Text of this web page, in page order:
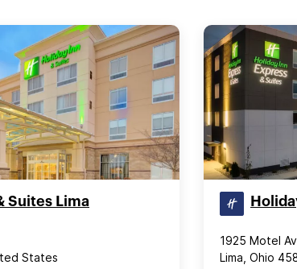
Suites Lima
States
1925 Motel
Lima, Ohio